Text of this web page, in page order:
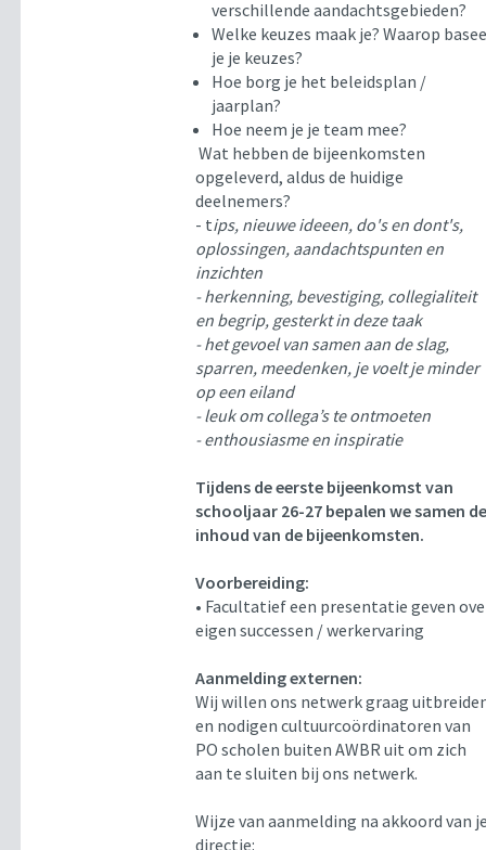
verschillende aandachtsgebieden?
Welke keuzes maak je? Waarop
je je keuzes?
Hoe borg je het beleidsplan /
jaarplan?
Hoe neem je je team mee?
Wat hebben de bijeenkomsten
opgeleverd, aldus de huidige
deelnemers?
- tips, nieuwe ideeen, do's en dont's,
oplossingen, aandachtspunten en
inzichten
- herkenning, bevestiging, collegialiteit
en begrip, gesterkt in deze taak
- het gevoel van samen aan de slag,
sparren, meedenken, je voelt je minder
op een eiland
- leuk om collega’s te ontmoeten
- enthousiasme en inspiratie
Tijdens de eerste bijeenkomst van
schooljaar 26-27 bepalen we samen
inhoud van de bijeenkomsten.
Voorbereiding:
• Facultatief een presentatie geven
eigen successen / werkervaring
Aanmelding externen:
Wij willen ons netwerk graag
en nodigen cultuurcoördinatoren van
PO scholen buiten AWBR uit om zich
aan te sluiten bij ons netwerk.
Wijze van aanmelding na akkoord van
directie: